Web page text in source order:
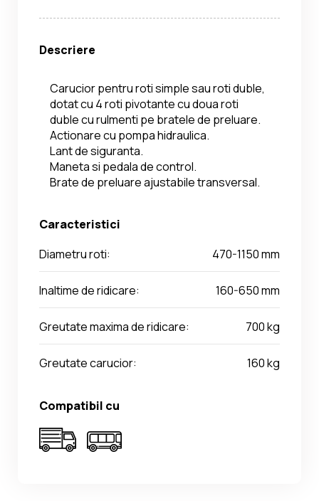
Descriere
Carucior pentru roti simple sau roti duble,
dotat cu 4 roti pivotante cu doua roti
duble cu rulmenti pe bratele de preluare.
Actionare cu pompa hidraulica.
Lant de siguranta.
Maneta si pedala de control.
Brate de preluare ajustabile transversal.
Caracteristici
Diametru roti:
470-1150 mm
Inaltime de ridicare: 160-650 mm
Greutate maxima de ridicare: 700 kg
Greutate carucior: 160 kg
Compatibil cu